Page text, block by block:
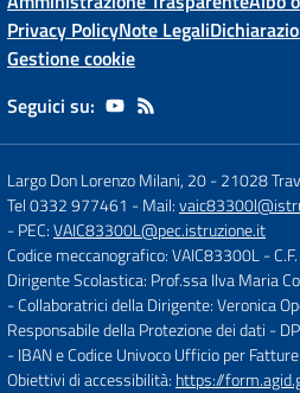
Privacy PolicyNote Legali
Gestione cookie
Seguici su:
Largo Don Lorenzo Milani, 20-21028
Tel 0332 977461 - Mail:
- PEC:VAIC83300L@pec.istruzione.it
Codice meccanografico: VAIC83300L-
Dirigente Scolastica: Prof.ssa Ilva Maria
- Collaboratrici della Dirigente: Veronica
Responsabile della Protezione dei dati -
- IBAN e Codice Univoco Ufficio per
Obiettivi di accessibilità: https://